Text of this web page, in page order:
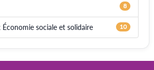
8
Économie sociale et solidaire 10